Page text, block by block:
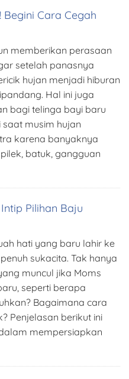
Begini Cara Cegah
memberikan perasaan
setelah panasnya
hujan menjadi hiburan
Hal ini juga
bagi telinga bayi baru
musim hujan
karena banyaknya
batuk, gangguan
Pilihan Baju
hati yang baru lahir ke
sukacita. Tak hanya
muncul jika Moms
seperti berapa
Bagaimana cara
Penjelasan berikut ini
mempersiapkan